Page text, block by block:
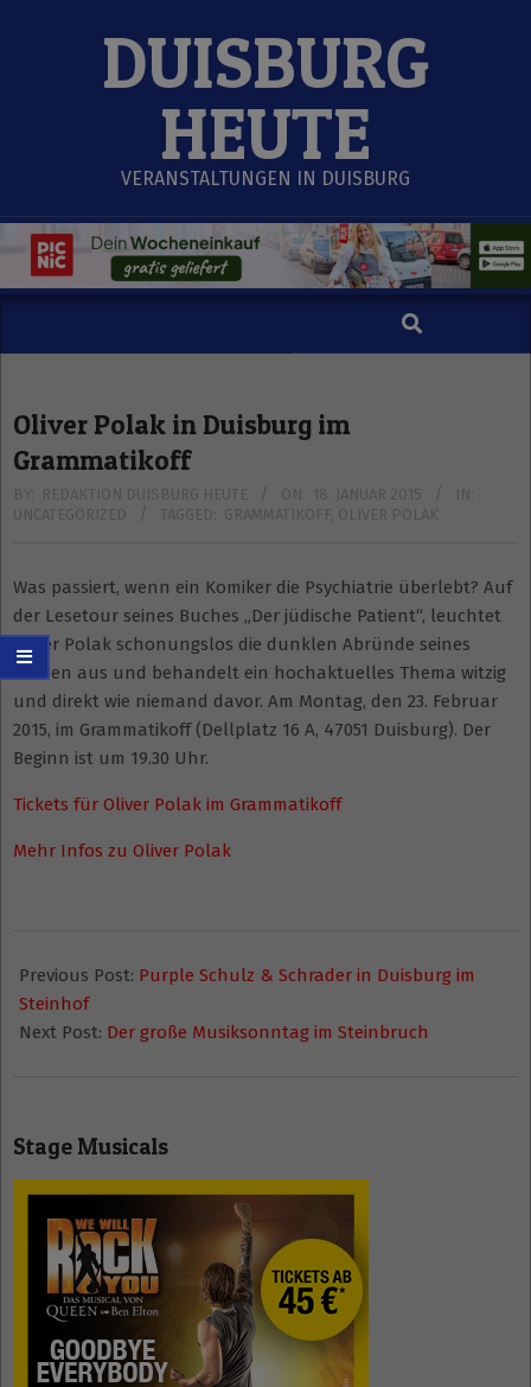
DUISBURG
HEUTE
VERANSTALTUNGEN IN DUISBURG
Search
Oliver Polak in Duisburg im
Grammatikoff
BY: REDAKTION DUISBURG HEUTE ON: 18. JANUAR 2015
IN:
UNCATEGORIZED
TAGGED: GRAMMATIKOFF OLIVER POLAK
Was passiert, wenn ein Komiker die Psychiatrie überlebt? Auf
der Lesetour seines Buches „Der jüdische Patient“, leuchtet
Oliver Polak schonungslos die dunklen Abründe seines
Herzen aus und behandelt ein hochaktuelles Thema witzig
und direkt wie niemand davor. Am Montag, den 23. Februar
2015, im Grammatikoff (Dellplatz 16 A, 47051 Duisburg). Der
Beginn ist um 19.30 Uhr.
Tickets für Oliver Polak im Grammatikoff
Mehr Infos zu Oliver Polak
01-
18
Previous Post: Purple Schulz & Schrader in Duisburg im
Steinhof
Next Post: Der große Musiksonntag im Steinbruch
Stage Musicals